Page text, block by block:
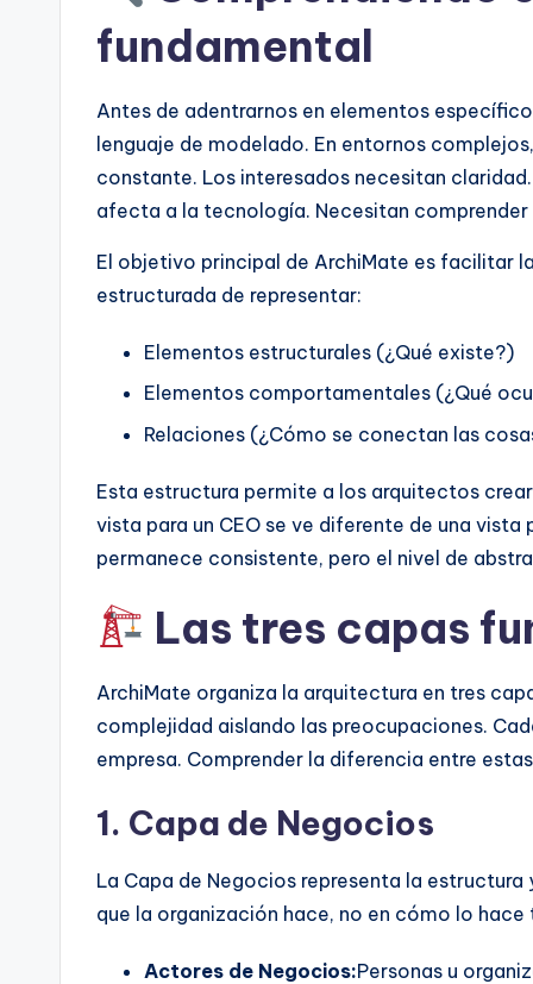
si
fundamental
Antes de adentrarnos en elementos
lenguaje de modelado. En entornos
constante. Los interesados necesitan
afecta a la tecnología. Necesitan
El objetivo principal de ArchiMate es facilitar
estructurada de representar:
Elementos estructurales (¿Qué existe?)
Elementos comportamentales (¿Qué
Relaciones (¿Cómo se conectan las
Esta estructura permite a los arquitectos
vista para un CEO se ve diferente de una
permanece consistente, pero el nivel de
Las tres capas
ArchiMate organiza la arquitectura en tres
complejidad aislando las preocupaciones.
empresa. Comprender la diferencia entre
1. Capa de Negocios
La Capa de Negocios representa la
que la organización hace, no en cómo lo
Actores de Negocios:Personas u